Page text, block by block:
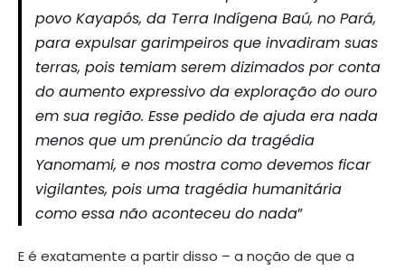
povo Kayapós, da Terra Indígena Baú, no Pará,
para expulsar garimpeiros que invadiram suas
terras, pois temiam serem dizimados por conta
do aumento expressivo da exploração do ouro
em sua região. Esse pedido de ajuda era nada
menos que um prenúncio da tragédia
Yanomami, e nos mostra como devemos ficar
vigilantes, pois uma tragédia humanitária
como essa não aconteceu do nada”
E é exatamente a partir disso – a noção de que a